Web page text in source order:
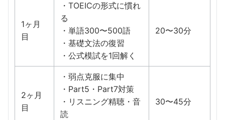
1ヶ月
目
・TOEICの形式に慣れ
る
・単語300〜500語
・基礎文法の復習
・公式模試を1回解く
20〜30分
2ヶ月
目
・弱点克服に集中
・Part5・Part7対策
・リスニング精聴・音
読
30〜45分